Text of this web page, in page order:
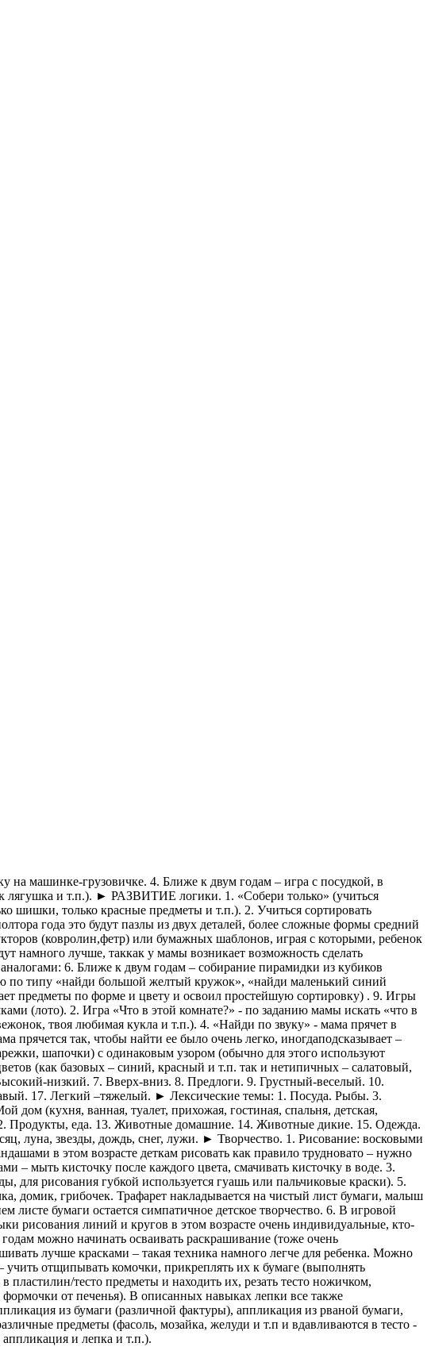
машинке-грузовичке. 4. Ближе к двум годам – игра с посудкой, в
лягушка и т.п.). ► РАЗВИТИЕ логики. 1. «Собери только» (учиться
шишки, только красные предметы и т.п.). 2. Учиться сортировать
года это будут пазлы из двух деталей, более сложные формы средний
(ковролин,фетр) или бумажных шаблонов, играя с которыми, ребенок
намного лучше, таккак у мамы возникает возможность сделать
6. Ближе к двум годам – собирание пирамидки из кубиков
по типу «найди большой желтый кружок», «найди маленький синий
предметы по форме и цвету и освоил простейшую сортировку) . 9. Игры
(лото). 2. Игра «Что в этой комнате?» - по заданию мамы искать «что в
твоя любимая кукла и т.п.). 4. «Найди по звуку» - мама прячет в
так, чтобы найти ее было очень легко, иногдаподсказывает –
шапочки) с одинаковым узором (обычно для этого используют
(как базовых – синий, красный и т.п. так и нетипичных – салатовый,
низкий. 7. Вверх-вниз. 8. Предлоги. 9. Грустный-веселый. 10.
17. Легкий –тяжелый. ► Лексические темы: 1. Посуда. Рыбы. 3.
(кухня, ванная, туалет, прихожая, гостиная, спальня, детская,
Продукты, еда. 13. Животные домашние. 14. Животные дикие. 15. Одежда.
луна, звезды, дождь, снег, лужи. ► Творчество. 1. Рисование: восковыми
в этом возрасте деткам рисовать как правило трудновато – нужно
– мыть кисточку после каждого цвета, смачивать кисточку в воде. 3.
рисования губкой используется гуашь или пальчиковые краски). 5.
домик, грибочек. Трафарет накладывается на чистый лист бумаги, малыш
листе бумаги остается симпатичное детское творчество. 6. В игровой
рисования линий и кругов в этом возрасте очень индивидуальные, кто-
можно начинать осваивать раскрашивание (тоже очень
лучше красками – такая техника намного легче для ребенка. Можно
учить отщипывать комочки, прикреплять их к бумаге (выполнять
тесто предметы и находить их, резать тесто ножичком,
от печенья). В описанных навыках лепки все также
из бумаги (различной фактуры), аппликация из рваной бумаги,
предметы (фасоль, мозайка, желуди и т.п и вдавливаются в тесто -
и лепка и т.п.).